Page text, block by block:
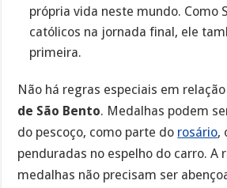
própria vida neste mundo. Como
católicos na jornada final, ele
primeira.
Não há regras especiais em relação
de São Bento. Medalhas podem
do pescoço, como parte do rosário,
penduradas no espelho do carro. A
medalhas não precisam ser